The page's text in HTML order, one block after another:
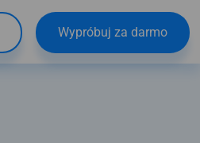
Wypróbuj za darmo